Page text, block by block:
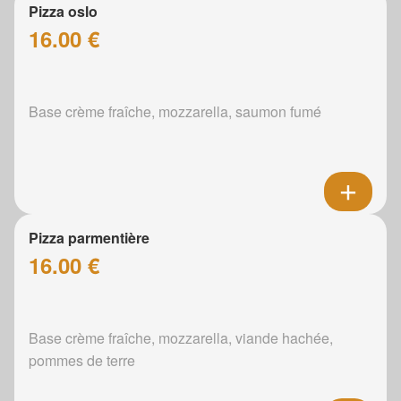
Pizza oslo
16.00 €
Base crème fraîche, mozzarella, saumon fumé
Pizza parmentière
16.00 €
Base crème fraîche, mozzarella, viande hachée,
pommes de terre